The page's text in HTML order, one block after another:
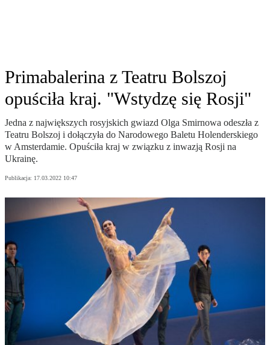
Primabalerina z Teatru Bolszoj
opuściła kraj. "Wstydzę się Rosji"
Jedna z największych rosyjskich gwiazd Olga Smirnowa odeszła z
Teatru Bolszoj i dołączyła do Narodowego Baletu Holenderskiego
w Amsterdamie. Opuściła kraj w związku z inwazją Rosji na
Ukrainę.
Publikacja: 17.03.2022 10:47